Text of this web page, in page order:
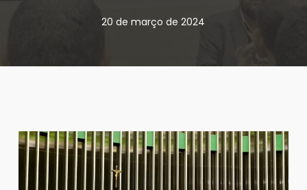
20 de março de 2024